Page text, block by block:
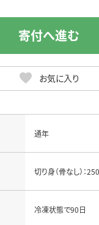
お気に入り
寄付へ進む
通年
切り身（骨なし）：
冷凍状態で90日